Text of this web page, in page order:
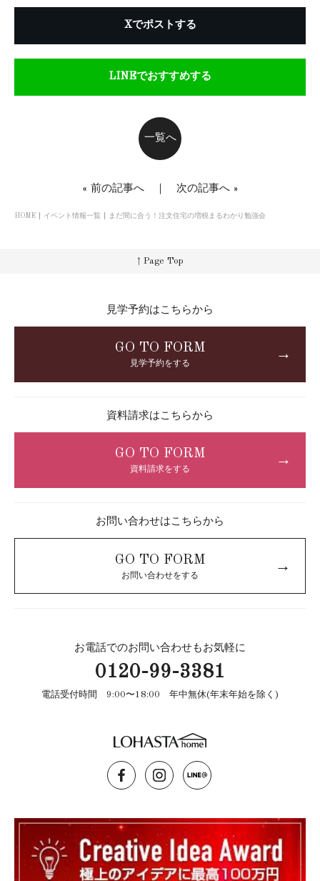
Xでポストする
LINEでおすすめする
一覧へ
« 前の記事へ｜ 次の記事へ»
HOME イベント情報一覧 まだ間に合う！注文住宅の増税まるわかり勉強会
↑ Page Top
見学予約はこちらから
GO TO FORM
見学予約をする
→
資料請求はこちらから
GO TO FORM
資料請求をする
→
お問い合わせはこちらから
GO TO FORM
お問い合わせをする
→
お電話でのお問い合わせもお気軽に
0120-99-3381
電話受付時間 9:00〜18:00 年中無休(年末年始を除く)